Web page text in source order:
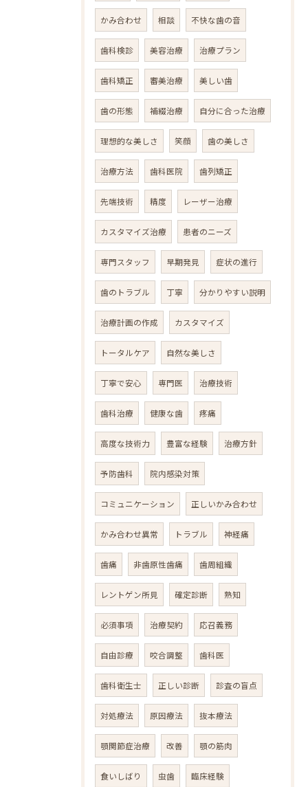
かみ合わせ 相談 不快な歯の音
歯科検診 美容治療 治療プラン
歯科矯正 審美治療 美しい歯
歯の形態 補綴治療 自分に合った治療
理想的な美しさ 笑顔 歯の美しさ
治療方法 歯科医院 歯列矯正
先端技術 精度 レーザー治療
カスタマイズ治療 患者のニーズ
専門スタッフ 早期発見 症状の進行
歯のトラブル 丁寧 分かりやすい説明
治療計画の作成 カスタマイズ
トータルケア 自然な美しさ
丁寧で安心 専門医 治療技術
歯科治療 健康な歯 疼痛
高度な技術力 豊富な経験 治療方針
予防歯科 院内感染対策
コミュニケーション 正しいかみ合わせ
かみ合わせ異常 トラブル 神経痛
歯痛 非歯原性歯痛 歯周組織
レントゲン所見 確定診断 熟知
必須事項 治療契約 応召義務
自由診療 咬合調整 歯科医
歯科衛生士 正しい診断 診査の盲点
対処療法 原因療法 抜本療法
顎関節症治療 改善 顎の筋肉
食いしばり 虫歯 臨床経験